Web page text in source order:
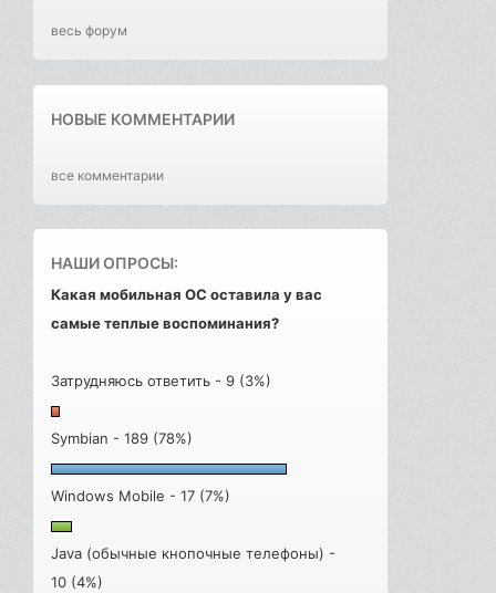
весь форум
НОВЫЕ КОММЕНТАРИИ
все комментарии
НАШИ ОПРОСЫ:
Какая мобильная ОС оставила у вас
самые теплые воспоминания?
Затрудняюсь ответить - 9 (3%)
Symbian - 189 (78%)
Windows Mobile - 17 (7%)
Java (обычные кнопочные телефоны) -
10 (4%)